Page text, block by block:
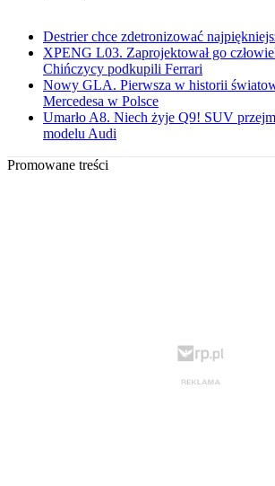
Destrier chce zdetronizować
XPENG L03. Zaprojektował go
Chińczycy podkupili Ferrari
Nowy GLA. Pierwsza w historii
Mercedesa w Polsce
Umarło A8. Niech żyje Q9! SUV
modelu Audi
Promowane treści